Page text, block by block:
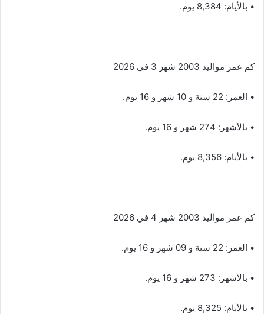
• بالأيام: 8,384 يوم.
كم عمر مواليد 2003 شهر 3 في 2026
• العمر: 22 سنة و 10 شهر و 16 يوم.
• بالأشهر: 274 شهر و 16 يوم.
• بالأيام: 8,356 يوم.
كم عمر مواليد 2003 شهر 4 في 2026
• العمر: 22 سنة و 09 شهر و 16 يوم.
• بالأشهر: 273 شهر و 16 يوم.
• بالأيام: 8,325 يوم.